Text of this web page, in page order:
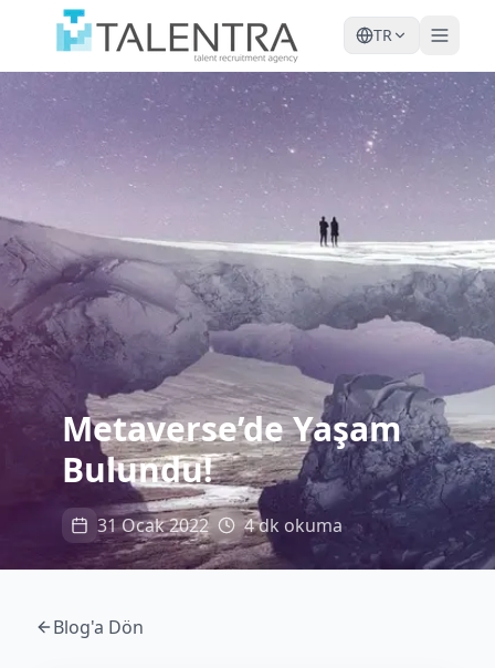
Ana içeriğe geç
TR
Metaverse’de Yaşam
Bulundu!
31 Ocak 2022 4 dk okuma
Blog'a Dön